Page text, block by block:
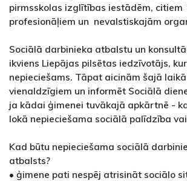
pirmsskolas izglītības iestādēm,
profesionāļiem un nevalstiskajām
Sociālā darbinieka atbalstu un
ikviens Liepājas pilsētas iedzīvotājs,
nepieciešams. Tāpat aicinām šajā
vienaldzīgiem un informēt Sociālā
ja kādai ģimenei tuvākajā apkārtnē -
lokā nepieciešama sociālā palīdzība
Kad būtu nepieciešama sociālā
atbalsts?
• ģimene pati nespēj atrisināt sociālo